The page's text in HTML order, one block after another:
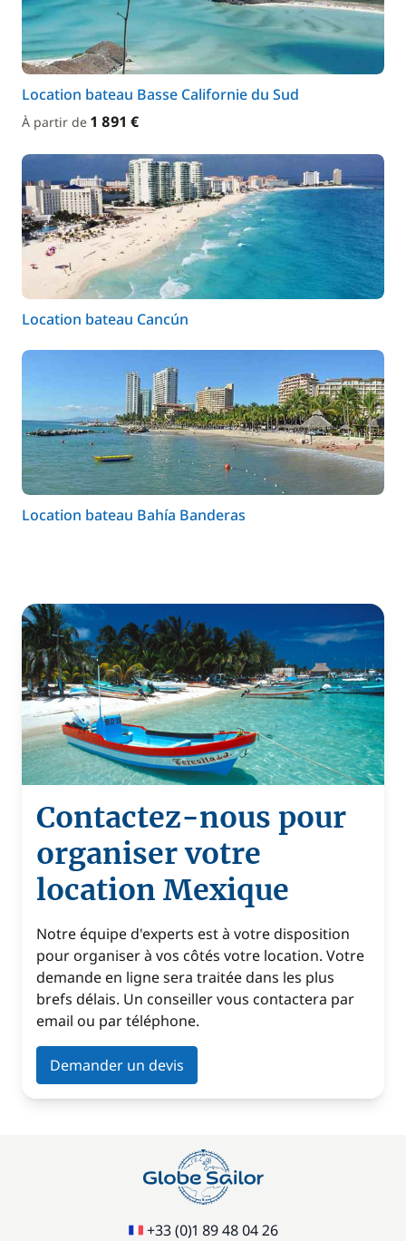
Location bateau Basse Californie du Sud
À partir de 1 891 €
Location bateau Cancún
Location bateau Bahía Banderas
Contactez-nous pour
organiser votre
location Mexique
Notre équipe d'experts est à votre disposition
pour organiser à vos côtés votre location. Votre
demande en ligne sera traitée dans les plus
brefs délais. Un conseiller vous contactera par
email ou par téléphone.
Demander un devis
+33 (0)1 89 48 04 26